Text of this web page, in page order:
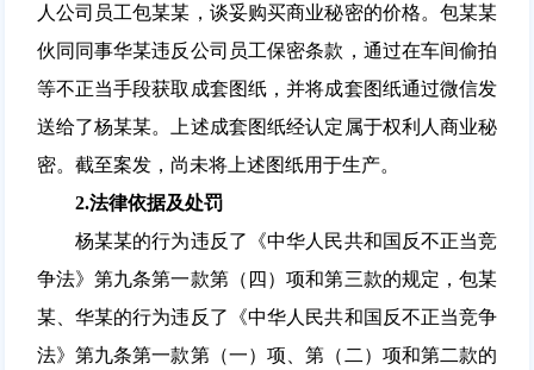
人公司员工包某某，谈妥购买商业秘密的价格。包某某
伙同同事华某违反公司员工保密条款，通过在车间偷拍
等不正当手段获取成套图纸，并将成套图纸通过微信发
送给了杨某某。上述成套图纸经认定属于权利人商业秘
密。截至案发，尚未将上述图纸用于生产。
2.法律依据及处罚
杨某某的行为违反了《中华人民共和国反不正当竞
争法》第九条第一款第（四）项和第三款的规定，包某
某、华某的行为违反了《中华人民共和国反不正当竞争
法》第九条第一款第（一）项、第（二）项和第二款的